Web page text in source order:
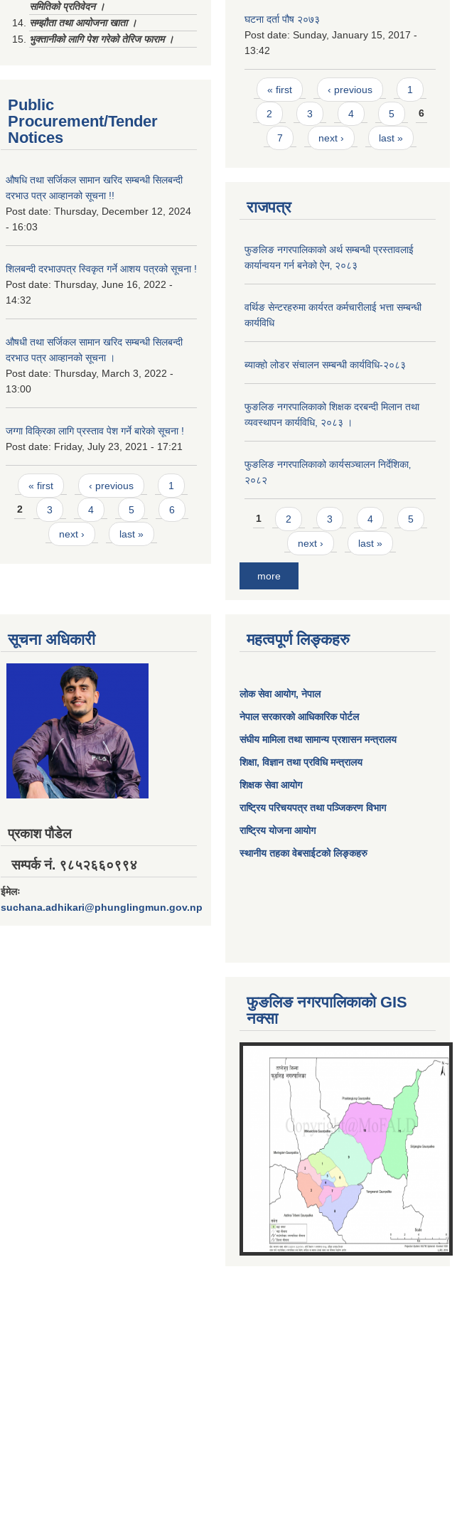
समितिको प्रतिवेदन ।
सम्झौता तथा आयोजना खाता ।
भुक्तानीको लागि पेश गरेको तेरिज फाराम ।
Public
Procurement/Tender
Notices
औषधि तथा सर्जिकल सामान खरिद सम्बन्धी सिलबन्दी
दरभाउ पत्र आव्हानको सूचना !!
Post date: Thursday, December 12, 2024
- 16:03
शिलबन्दी दरभाउपत्र स्विकृत गर्ने आशय पत्रको सूचना !
Post date: Thursday, June 16, 2022 -
14:32
औषधी तथा सर्जिकल सामान खरिद सम्बन्धी सिलबन्दी
दरभाउ पत्र आव्हानको सूचना ।
Post date: Thursday, March 3, 2022 -
13:00
जग्गा विक्रिका लागि प्रस्ताव पेश गर्ने बारेको सूचना !
Post date: Friday, July 23, 2021 - 17:21
Pages
« first ‹ previous 1
2 3 4 5 6
next › last »
घटना दर्ता पौष २०७३
Post date: Sunday, January 15, 2017 -
13:42
Pages
« first ‹ previous 1
2 3 4 5 6
7 next › last »
राजपत्र
फुङलिङ नगरपालिकाको अर्थ सम्बन्धी प्रस्तावलाई
कार्यान्वयन गर्न बनेको ऐन‚ २०८३
वर्थिङ सेन्टरहरुमा कार्यरत कर्मचारीलाई भत्ता सम्बन्धी
कार्यविधि
ब्याक्हो लोडर संचालन सम्बन्धी कार्यविधि-२०८३
फुङलिङ नगरपालिकाको शिक्षक दरबन्दी मिलान तथा
व्यवस्थापन कार्यविधि, २०८३ ।
फुङलिङ नगरपालिकाको कार्यसञ्चालन निर्देशिका‚
२०८२
Pages
1 2 3 4 5
next › last »
more
सूचना अधिकारी
प्रकाश पौडेल
सम्पर्क नं. ९८५२६६०९९४
ईमेलः
suchana.adhikari@phunglingmun.gov.np
महत्वपूर्ण लिङ्कहरु
लोक सेवा आयोग, नेपाल
नेपाल सरकारको आधिकारिक पोर्टल
संघीय मामिला तथा सामान्य प्रशासन मन्त्रालय
शिक्षा, विज्ञान तथा प्रविधि मन्त्रालय
शिक्षक सेवा आयोग
राष्ट्रिय परिचयपत्र तथा पञ्जिकरण विभाग
राष्ट्रिय योजना आयोग
स्थानीय तहका वेबसाईटको लिङ्कहरु
फुङलिङ नगरपालिकाको GIS
नक्सा